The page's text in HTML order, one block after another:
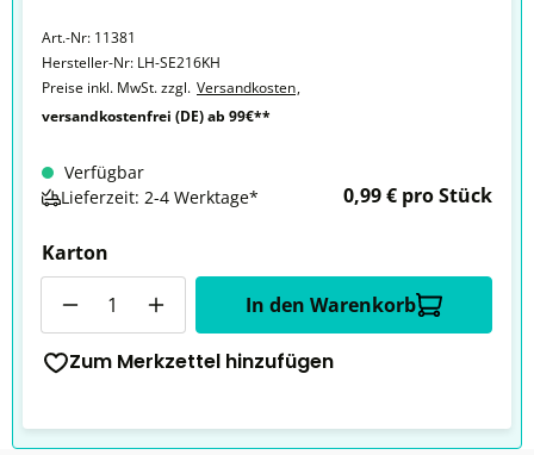
Art.-Nr: 11381
Hersteller-Nr: LH-SE216KH
Preise inkl. MwSt. zzgl. Versandkosten,
versandkostenfrei (DE) ab 99€**
Verfügbar
Lieferzeit: 2-4 Werktage*
0,99 € pro Stück
Karton
In den Warenkorb
Zum Merkzettel hinzufügen